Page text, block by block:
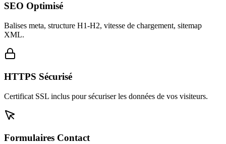
SEO Optimisé
Balises meta, structure H1-H2, vitesse de chargement, sitemap
XML.
HTTPS Sécurisé
Certificat SSL inclus pour sécuriser les données de vos visiteurs.
Formulaires Contact